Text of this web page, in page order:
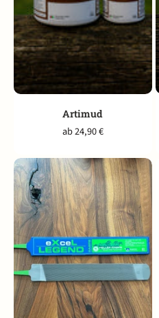
Artimud
ab 24,90 €